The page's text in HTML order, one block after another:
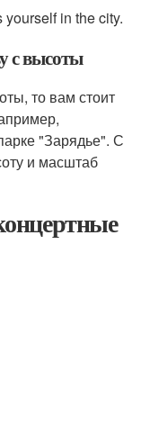
in the city.
с высоты
то вам стоит
"Зарядье". С
и масштаб